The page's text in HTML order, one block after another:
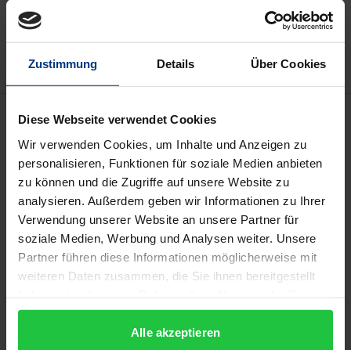
Zustimmung Details Über Cookies
Diese Webseite verwendet Cookies
Wir verwenden Cookies, um Inhalte und Anzeigen zu
personalisieren, Funktionen für soziale Medien anbieten
zu können und die Zugriffe auf unsere Website zu
analysieren. Außerdem geben wir Informationen zu Ihrer
Verwendung unserer Website an unsere Partner für
soziale Medien, Werbung und Analysen weiter. Unsere
Partner führen diese Informationen möglicherweise mit
weiteren Daten zusammen, die Sie ihnen bereitgestellt
gesammelt haben.
Alle akzeptieren
Add to Wish List
Delivery cost notice
Description
Die Implementation von EG-Umweltrecht ist bisher
in der EG-Forschung fast vollständig vernachlässigt
worden. Am Beispiel der (rechtsvergleichenden)
Umsetzung und des Vollzugs der umstrittenen
Trinkwasserrichtlinie (RL 80/778/EWG) wird erstmals
versucht, die strukturellen, organisatorischen und
von EG-Recht zu beleuchten.
Der Autor analysiert die Implementation des